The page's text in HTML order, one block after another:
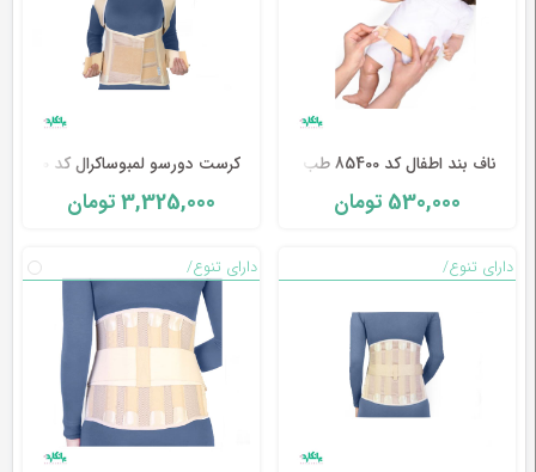
ناف بند اطفال کد 85400 طب و صنعت
530,000 تومان
کرست دورسو لمبوساکرال کد 54100 طب و صنعت
3,325,000تومان
دارای تنوع/ دارای تنوع/